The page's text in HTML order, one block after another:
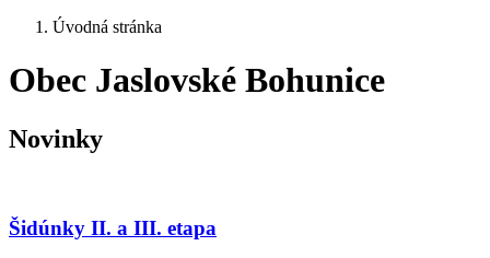
Úvodná stránka
Obec Jaslovské Bohunice
Novinky
Šidúnky II. a III. etapa